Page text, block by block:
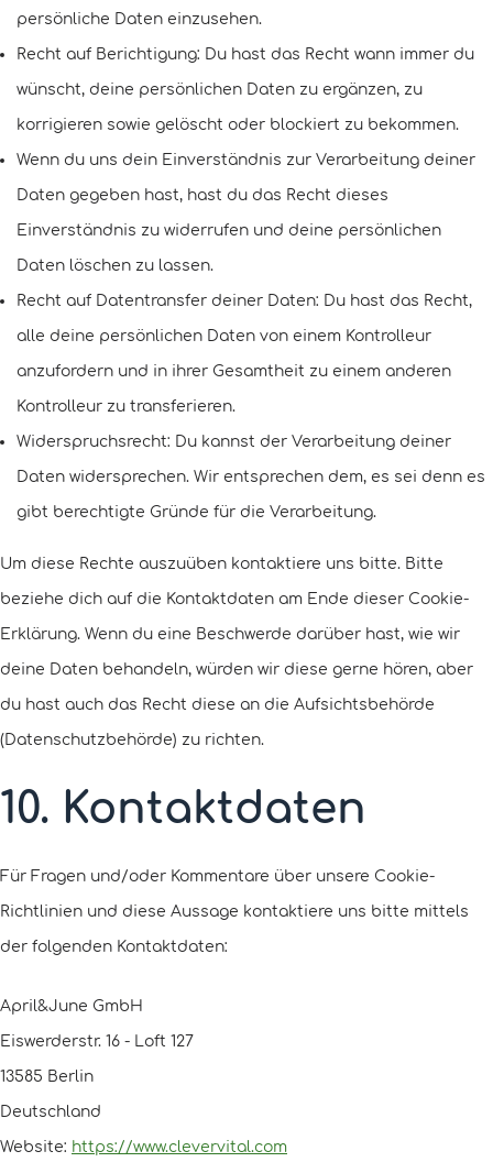
persönliche Daten einzusehen.
Recht auf Berichtigung: Du hast das Recht wann immer du
wünscht, deine persönlichen Daten zu ergänzen, zu
korrigieren sowie gelöscht oder blockiert zu bekommen.
Wenn du uns dein Einverständnis zur Verarbeitung deiner
Daten gegeben hast, hast du das Recht dieses
Einverständnis zu widerrufen und deine persönlichen
Daten löschen zu lassen.
Recht auf Datentransfer deiner Daten: Du hast das Recht,
alle deine persönlichen Daten von einem Kontrolleur
anzufordern und in ihrer Gesamtheit zu einem anderen
Kontrolleur zu transferieren.
Widerspruchsrecht: Du kannst der Verarbeitung deiner
Daten widersprechen. Wir entsprechen dem, es sei denn es
gibt berechtigte Gründe für die Verarbeitung.
Um diese Rechte auszuüben kontaktiere uns bitte. Bitte
beziehe dich auf die Kontaktdaten am Ende dieser Cookie-
Erklärung. Wenn du eine Beschwerde darüber hast, wie wir
deine Daten behandeln, würden wir diese gerne hören, aber
du hast auch das Recht diese an die Aufsichtsbehörde
(Datenschutzbehörde) zu richten.
10. Kontaktdaten
Für Fragen und/oder Kommentare über unsere Cookie-
Richtlinien und diese Aussage kontaktiere uns bitte mittels
der folgenden Kontaktdaten:
April&June GmbH
Eiswerderstr. 16 - Loft 127
13585 Berlin
Deutschland
Website: https://www.clevervital.com